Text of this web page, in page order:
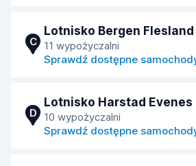
C
Lotnisko Bergen Flesland
11 wypożyczalni
Sprawdź dostępne
D
Lotnisko Harstad Evenes
10 wypożyczalni
Sprawdź dostępne